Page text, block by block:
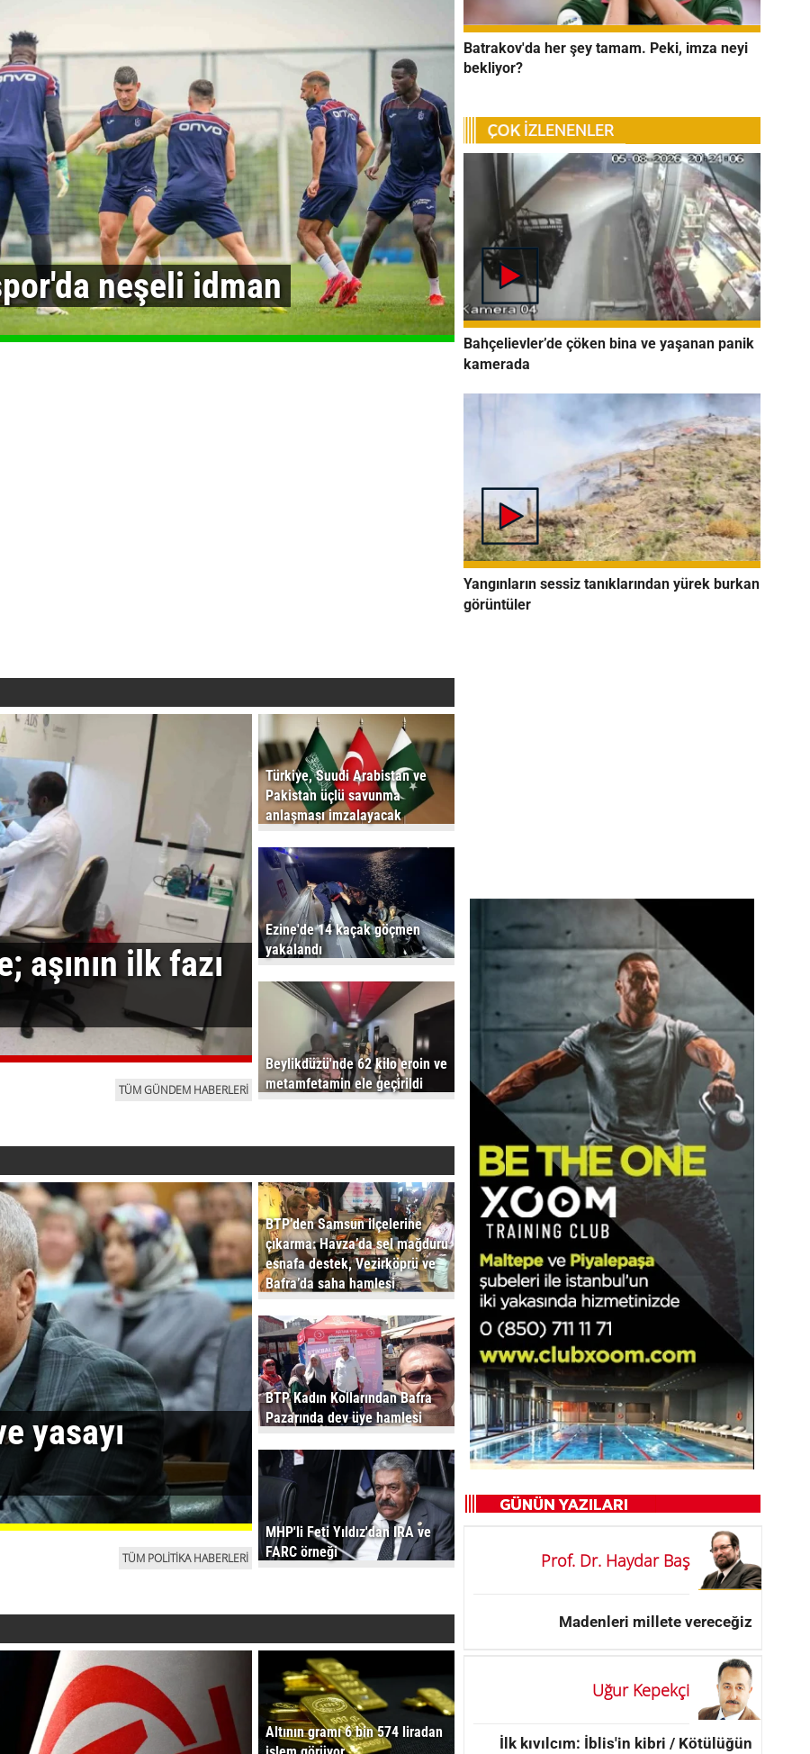
neşeli idman
aşının ilk fazı
TÜM GÜNDEM HABERLERİ
Türkiye, Suudi Arabistan ve
Pakistan üçlü savunma
anlaşması imzalayacak
Ezine'de 14 kaçak göçmen
yakalandı
Beylikdüzü'nde 62 kilo eroin ve
metamfetamin ele geçirildi
yasayı
TÜM POLİTİKA HABERLERİ
BTP’den Samsun ilçelerine
çıkarma: Havza’da sel mağduru
esnafa destek, Vezirköprü ve
Bafra’da saha hamlesi
BTP Kadın Kollarından Bafra
Pazarında dev üye hamlesi
MHP'li Feti Yıldız'dan IRA ve
FARC örneği
Altının gramı 6 bin 574 liradan
Batrakov'da her şey tamam. Peki, imza neyi
bekliyor?
Bahçelievler’de çöken bina ve yaşanan panik
kamerada
Yangınların sessiz tanıklarından yürek burkan
görüntüler
Prof. Dr. Haydar Baş
Madenleri millete vereceğiz
Uğur Kepekçi
İlk kıvılcım: İblis'in kibri / Kötülüğün